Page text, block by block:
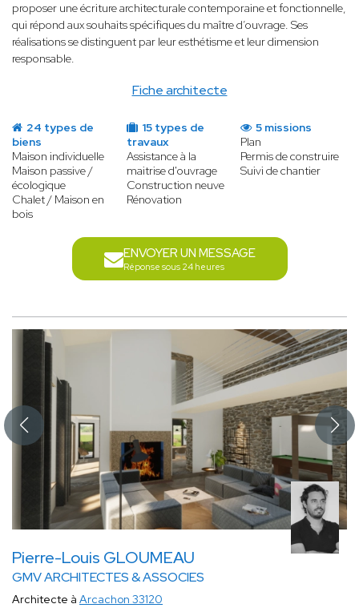
Fiche architecte
proposer une écriture architecturale contemporaine et fonctionnelle,
qui répond aux souhaits spécifiques du maître d’ouvrage. Ses
réalisations se distinguent par leur esthétisme et leur dimension
responsable.
24 types de
biens
Maison individuelle
Maison passive /
écologique
Chalet / Maison en
bois
15 types de
travaux
Assistance à la
maitrise d'ouvrage
Construction neuve
Rénovation
5 missions
Plan
Permis de construire
Suivi de chantier
ENVOYER UN MESSAGE
Réponse sous 24 heures
Pierre-Louis GLOUMEAU
GMV ARCHITECTES & ASSOCIES
Architecte à Arcachon 33120